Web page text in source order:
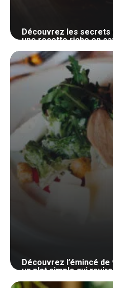
Découvrez les secrets
une recette riche en
22 juillet 2024
Découvrez l’émincé
un plat simple qui